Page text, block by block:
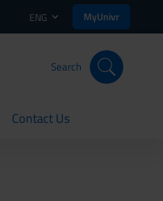
ENG MyUnivr
Search
Contact Us
current